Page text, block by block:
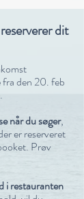
dit
fra den 20. feb
når du søger,
er reserveret
Prøv
i restauranten